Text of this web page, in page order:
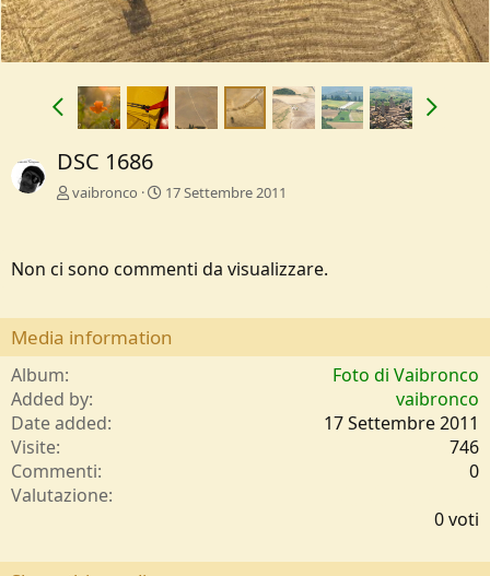
DSC 1686
vaibronco 17 Settembre 2011
Non ci sono commenti da visualizzare.
Media information
Album
Foto di Vaibronco
Added by
vaibronco
Date added
17 Settembre 2011
Visite
746
Commenti
0
Valutazione
0
0 voti